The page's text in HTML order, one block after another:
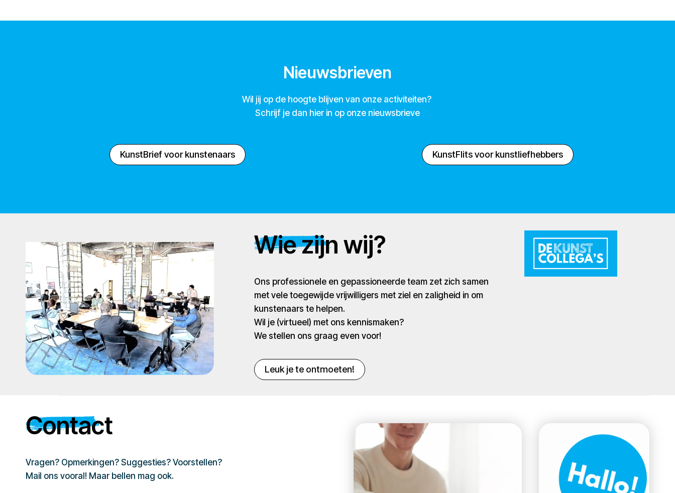
Nieuwsbrieven
Wil jij op de hoogte blijven van onze activiteiten?
Schrijf je dan hier in op onze nieuwsbrieve
KunstBrief voor kunstenaars KunstFlits voor kunstliefhebbers
Wie zijn wij?
Ons professionele en gepassioneerde team zet zich samen
met vele toegewijde vrijwilligers met ziel en zaligheid in om
kunstenaars te helpen.
Wil je (virtueel) met ons kennismaken?
We stellen ons graag even voor!
Leuk je te ontmoeten!
Contact
Vragen? Opmerkingen? Suggesties? Voorstellen?
Mail ons vooral! Maar bellen mag ook.